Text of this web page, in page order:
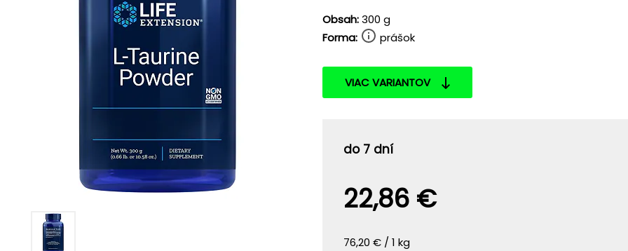
Obsah:300 g
Forma:
prášok
VIAC VARIANTOV
do 7 dní
22,86 €
76,20 € / 1 kg